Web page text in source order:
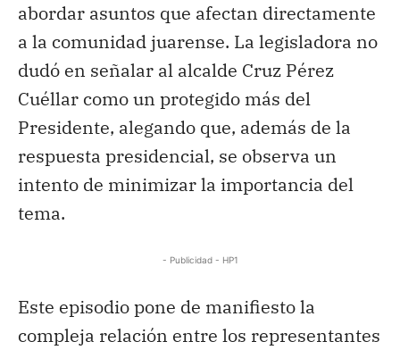
abordar asuntos que afectan directamente
a la comunidad juarense. La legisladora no
dudó en señalar al alcalde Cruz Pérez
Cuéllar como un protegido más del
Presidente, alegando que, además de la
respuesta presidencial, se observa un
intento de minimizar la importancia del
tema.
- Publicidad - HP1
Este episodio pone de manifiesto la
compleja relación entre los representantes